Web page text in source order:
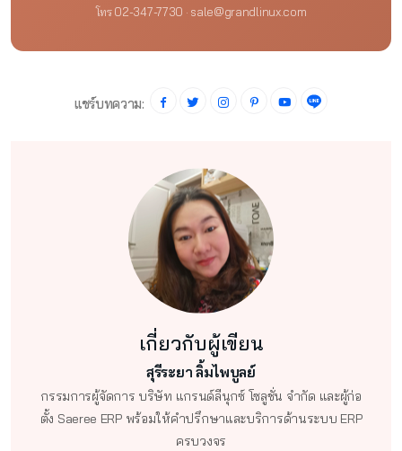
โทร 02-347-7730 · sale@grandlinux.com
แชร์บทความ:
เกี่ยวกับผู้เขียน
สุรีระยา ลิ้มไพบูลย์
กรรมการผู้จัดการ บริษัท แกรนด์ลีนุกซ์ โซลูชั่น จำกัด และผู้ก่อ
ตั้ง Saeree ERP พร้อมให้คำปรึกษาและบริการด้านระบบ ERP
ครบวงจร